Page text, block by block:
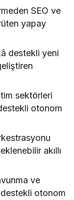
SEO ve
yapay
destekli yeni
sektörleri
otonom
akıllı
ve
otonom